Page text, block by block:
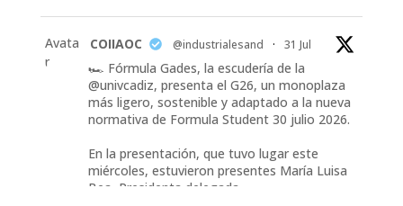
Avata
r
COIIAOC @industrialesand · 31 Jul
🏎️ Fórmula Gades, la escudería de la
@univcadiz, presenta el G26, un monoplaza
más ligero, sostenible y adaptado a la nueva
normativa de Formula Student 30 julio 2026.
En la presentación, que tuvo lugar este
miércoles, estuvieron presentes María Luisa
Bea, Presidenta delegada